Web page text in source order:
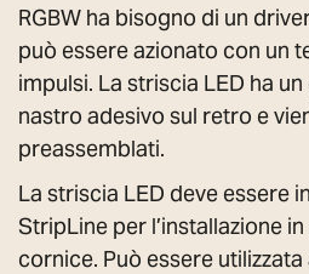
RGBW ha bisogno di un
può essere azionato con un
impulsi. La striscia LED ha
nastro adesivo sul retro e
preassemblati.
La striscia LED deve essere
StripLine per l’installazione
cornice. Può essere